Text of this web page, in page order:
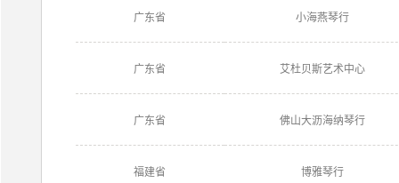
广东省 小海燕琴行
广东省 艾杜贝斯艺术中心
广东省 佛山大沥海纳琴行
福建省 博雅琴行